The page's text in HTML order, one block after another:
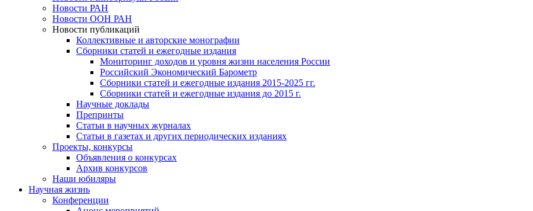
Новости РАН
Новости ООН РАН
Новости публикаций
Коллективные и авторские монографии
Сборники статей и ежегодные издания
Мониторинг доходов и уровня жизни населения России
Российский Экономический Барометр
Сборники статей и ежегодные издания 2015-2025 гг.
Сборники статей и ежегодные издания до 2015 г.
Научные доклады
Препринты
Статьи в научных журналах
Статьи в газетах и других периодических изданиях
Проекты, конкурсы
Объявления о конкурсах
Архив конкурсов
Наши юбиляры
Научная жизнь
Конференции